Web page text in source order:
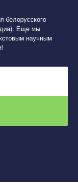
белорусского
Еще мы
научным